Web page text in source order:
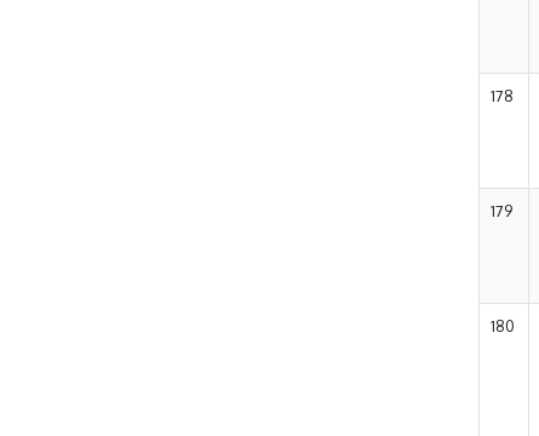
178
179
180